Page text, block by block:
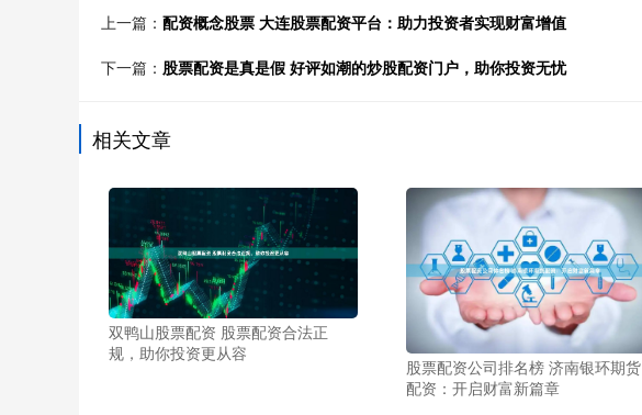
上一篇： 配资概念股票 大连股票配资平台：助力投资者实现财富增值
下一篇： 股票配资是真是假 好评如潮的炒股配资门户，助你投资无忧
相关文章
双鸭山股票配资 股票配资合法正
规，助你投资更从容
股票配资公司排名榜 济南银环期货
配资：开启财富新篇章